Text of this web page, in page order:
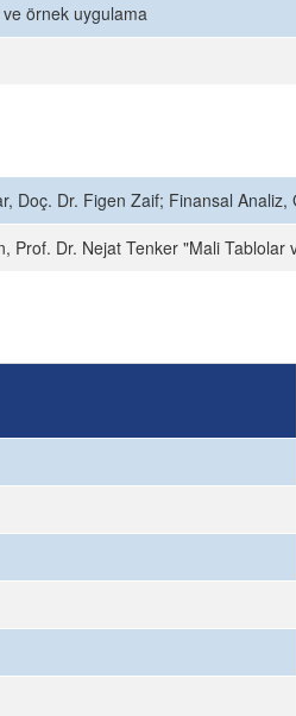
ve örnek uygulama
Doç. Dr. Figen Zaif; Finansal
Prof. Dr. Nejat Tenker "Mali